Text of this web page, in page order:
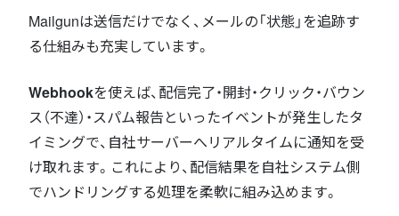
Mailgunは送信だけでなく、メールの「状態」を追跡す
る仕組みも充実しています。
Webhookを使えば、配信完了・開封・クリック・バウン
ス（不達）・スパム報告といったイベントが発生したタ
イミングで、自社サーバーへリアルタイムに通知を受
け取れます。これにより、配信結果を自社システム側
でハンドリングする処理を柔軟に組み込めます。